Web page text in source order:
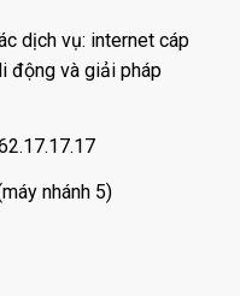
dịch vụ: internet cáp
động và giải pháp
nhánh 5)